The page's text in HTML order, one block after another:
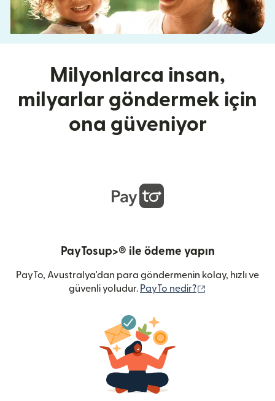
Milyonlarca insan,
milyarlar göndermek için
ona güveniyor
PayTosup>® ile ödeme yapın
PayTo, Avustralya'dan para göndermenin kolay, hızlı ve
güvenli yoludur. PayTo nedir?